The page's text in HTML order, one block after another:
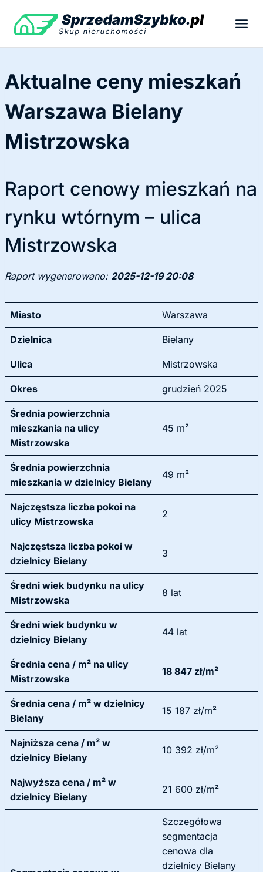
treści
Aktualne ceny mieszkań
Warszawa Bielany
Mistrzowska
Raport cenowy mieszkań na
rynku wtórnym – ulica
Mistrzowska
Raport wygenerowano: 2025-12-19 20:08
Miasto Warszawa
Dzielnica Bielany
Ulica Mistrzowska
Okres grudzień 2025
Średnia powierzchnia
mieszkania na ulicy
Mistrzowska
45 m²
Średnia powierzchnia
mieszkania w dzielnicy Bielany
49 m²
Najczęstsza liczba pokoi na
ulicy Mistrzowska
2
Najczęstsza liczba pokoi w
dzielnicy Bielany
3
Średni wiek budynku na ulicy
Mistrzowska
8 lat
Średni wiek budynku w
dzielnicy Bielany
44 lat
Średnia cena / m² na ulicy
Mistrzowska
18 847 zł/m²
Średnia cena / m² w dzielnicy
Bielany
15 187 zł/m²
Najniższa cena / m² w
dzielnicy Bielany
10 392 zł/m²
Najwyższa cena / m² w
dzielnicy Bielany
21 600 zł/m²
Szczegółowa
segmentacja
cenowa dla
dzielnicy Bielany